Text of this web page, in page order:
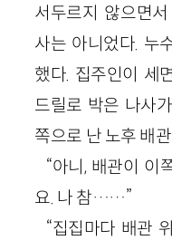
서두르지 않으면
사는 아니었다. 누
했다. 집주인이 세
드릴로 박은 나사
쪽으로 난 노후 배
“아니, 배관이 이
요. 나 참……”
“집집마다 배관